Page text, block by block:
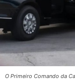
O Primeiro Comando da